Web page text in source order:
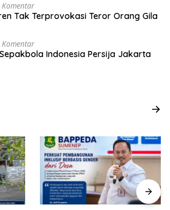
Komentar
Tak Terprovokasi Teror Orang Gila
Komentar
Indonesia Persija Jakarta